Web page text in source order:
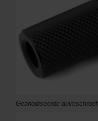
Geanodiseerde duimschroef